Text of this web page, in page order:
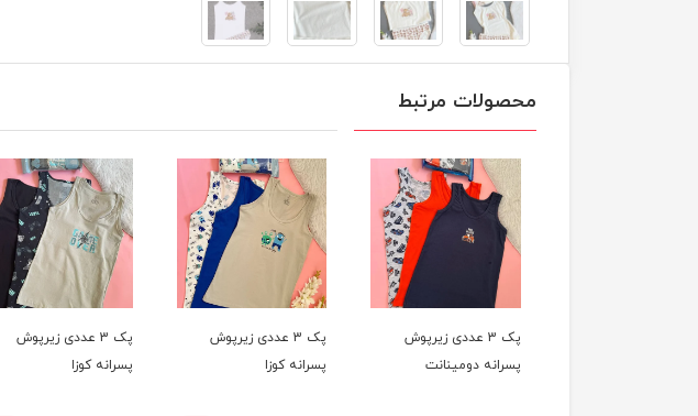
محصولات مرتبط
پک 3 عددی زیرپوش
پسرانه دومینانت
پک 3 عددی زیرپوش
پسرانه کوزا
پک 3 عددی زیرپوش
پسرانه کوزا